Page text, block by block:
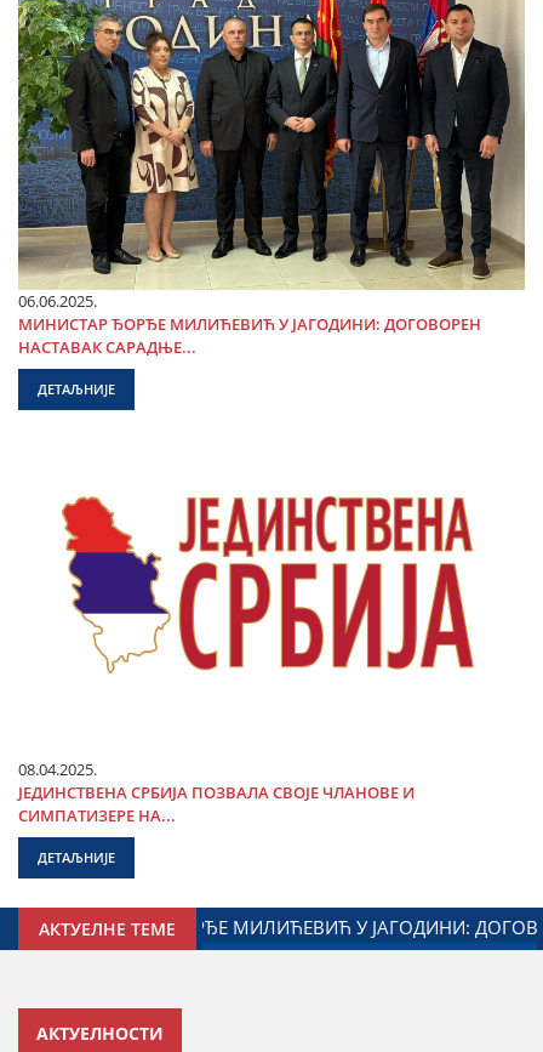
06.06.2025.
МИНИСТАР ЂОРЂЕ МИЛИЋЕВИЋ У ЈАГОДИНИ: ДОГОВОРЕН
НАСТАВАК САРАДЊЕ...
ДЕТАЉНИЈЕ
08.04.2025.
ЈЕДИНСТВЕНА СРБИЈА ПОЗВАЛА СВОЈЕ ЧЛАНОВЕ И
СИМПАТИЗЕРЕ НА...
ДЕТАЉНИЈЕ
АКТУЕЛНЕ ТЕМЕ
МИНИСТАРСТВА ЗАДУЖЕНОГ ЗА ОДНОСЕ СА
АКТУЕЛНОСТИ